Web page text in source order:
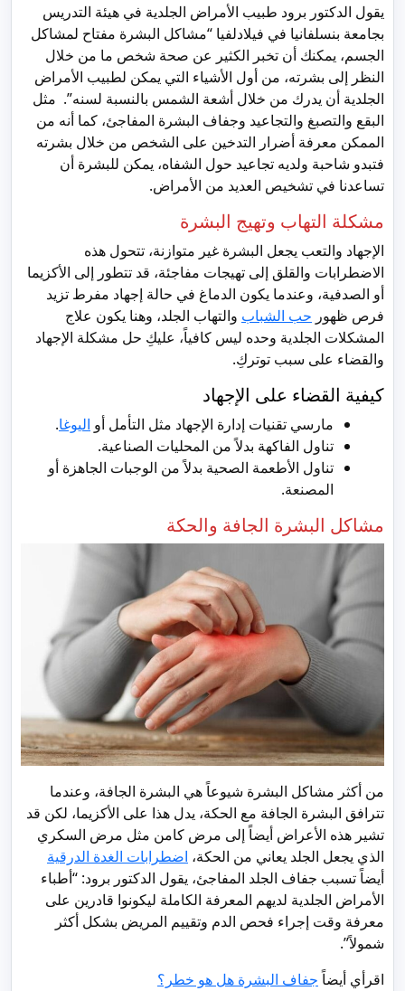
يقول الدكتور برود طبيب الأمراض الجلدية في هيئة التدريس
بجامعة بنسلفانيا في فيلادلفيا “مشاكل البشرة مفتاح لمشاكل
الجسم، يمكنك أن تخبر الكثير عن صحة شخص ما من خلال
النظر إلى بشرته، من أول الأشياء التي يمكن لطبيب الأمراض
الجلدية أن يدرك من خلال أشعة الشمس بالنسبة لسنه”. مثل
البقع والتصبغ والتجاعيد وجفاف البشرة المفاجئ، كما أنه من
الممكن معرفة أضرار التدخين على الشخص من خلال بشرته
فتبدو شاحبة ولديه تجاعيد حول الشفاه، يمكن للبشرة أن
تساعدنا في تشخيص العديد من الأمراض.
مشكلة التهاب وتهيج البشرة
الإجهاد والتعب يجعل البشرة غير متوازنة، تتحول هذه
الاضطرابات والقلق إلى تهيجات مفاجئة، قد تتطور إلى الأكزيما
أو الصدفية، وعندما يكون الدماغ في حالة إجهاد مفرط تزيد
فرص ظهور حب الشباب والتهاب الجلد، وهنا يكون علاج
المشكلات الجلدية وحده ليس كافياً، عليكِ حل مشكلة الإجهاد
والقضاء على سبب توتركِ.
كيفية القضاء على الإجهاد
مارسي تقنيات إدارة الإجهاد مثل التأمل أو اليوغا.
تناول الفاكهة بدلاً من المحليات الصناعية.
تناول الأطعمة الصحية بدلاً من الوجبات الجاهزة أو
المصنعة.
مشاكل البشرة الجافة والحكة
من أكثر مشاكل البشرة شيوعاً هي البشرة الجافة، وعندما
تترافق البشرة الجافة مع الحكة، يدل هذا على الأكزيما، لكن قد
تشير هذه الأعراض أيضاً إلى مرض كامن مثل مرض السكري
الذي يجعل الجلد يعاني من الحكة، اضطرابات الغدة الدرقية
أيضاً تسبب جفاف الجلد المفاجئ، يقول الدكتور برود: “أطباء
الأمراض الجلدية لديهم المعرفة الكاملة ليكونوا قادرين على
معرفة وقت إجراء فحص الدم وتقييم المريض بشكل أكثر
شمولاً”.
اقرأي أيضاًجفاف البشرة هل هو خطر؟